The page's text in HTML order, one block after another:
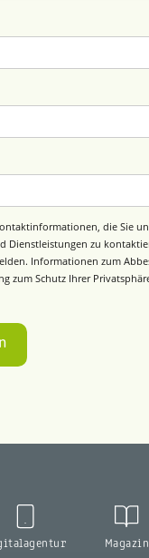
die Sie
Dienstleistungen zu
Informationen zum
zum Schutz Ihrer
Magazin